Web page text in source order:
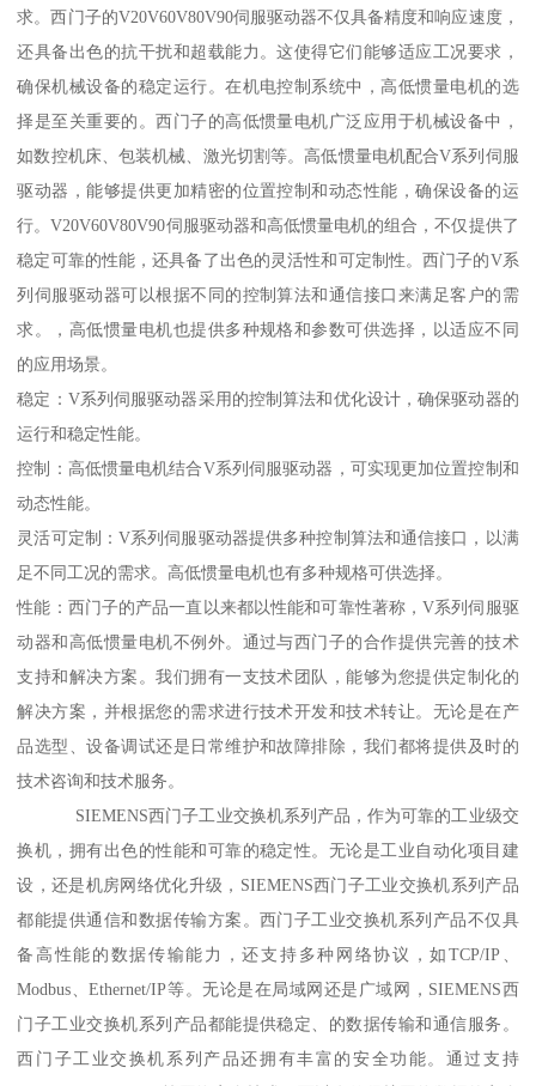
求。西门子的V20V60V80V90伺服驱动器不仅具备精度和响应速度，
还具备出色的抗干扰和超载能力。这使得它们能够适应工况要求，
确保机械设备的稳定运行。在机电控制系统中，高低惯量电机的选
择是至关重要的。西门子的高低惯量电机广泛应用于机械设备中，
如数控机床、包装机械、激光切割等。高低惯量电机配合V系列伺服
驱动器，能够提供更加精密的位置控制和动态性能，确保设备的运
行。V20V60V80V90伺服驱动器和高低惯量电机的组合，不仅提供了
稳定可靠的性能，还具备了出色的灵活性和可定制性。西门子的V系
列伺服驱动器可以根据不同的控制算法和通信接口来满足客户的需
求。，高低惯量电机也提供多种规格和参数可供选择，以适应不同
的应用场景。
稳定：V系列伺服驱动器采用的控制算法和优化设计，确保驱动器的
运行和稳定性能。
控制：高低惯量电机结合V系列伺服驱动器，可实现更加位置控制和
动态性能。
灵活可定制：V系列伺服驱动器提供多种控制算法和通信接口，以满
足不同工况的需求。高低惯量电机也有多种规格可供选择。
性能：西门子的产品一直以来都以性能和可靠性著称，V系列伺服驱
动器和高低惯量电机不例外。通过与西门子的合作提供完善的技术
支持和解决方案。我们拥有一支技术团队，能够为您提供定制化的
解决方案，并根据您的需求进行技术开发和技术转让。无论是在产
品选型、设备调试还是日常维护和故障排除，我们都将提供及时的
技术咨询和技术服务。
SIEMENS西门子工业交换机系列产品，作为可靠的工业级交
换机，拥有出色的性能和可靠的稳定性。无论是工业自动化项目建
设，还是机房网络优化升级，SIEMENS西门子工业交换机系列产品
都能提供通信和数据传输方案。西门子工业交换机系列产品不仅具
备高性能的数据传输能力，还支持多种网络协议，如TCP/IP、
Modbus、Ethernet/IP等。无论是在局域网还是广域网，SIEMENS西
门子工业交换机系列产品都能提供稳定、的数据传输和通信服务。
西门子工业交换机系列产品还拥有丰富的安全功能。通过支持